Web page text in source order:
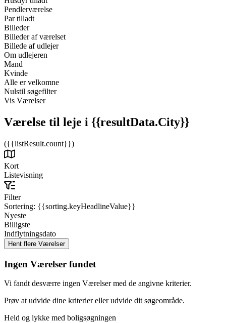
Pendlerværelse
Par tilladt
Billeder
Billeder af værelset
Billede af udlejer
Om udlejeren
Mand
Kvinde
Alle er velkomne
Nulstil søgefilter
Vis Værelser
Værelse til leje i {{resultData.City}}
({{listResult.count}})
Kort
Listevisning
Filter
Sortering: {{sorting.keyHeadlineValue}}
Nyeste
Billigste
Indflytningsdato
Ingen Værelser fundet
Vi fandt desværre ingen Værelser med de angivne kriterier.
Prøv at udvide dine kriterier eller udvide dit søgeområde.
Held og lykke med boligsøgningen